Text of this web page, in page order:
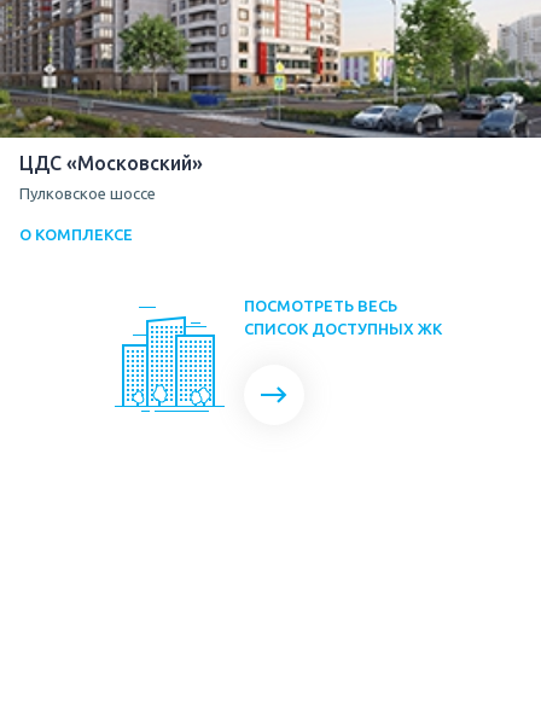
ЦДС «Московский»
Пулковское шоссе
О КОМПЛЕКСЕ
ПОСМОТРЕТЬ ВЕСЬ
СПИСОК ДОСТУПНЫХ ЖК